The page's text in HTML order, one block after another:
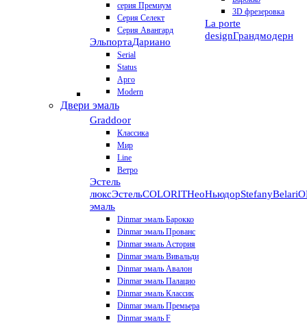
серия Премиум
Серия Селект
Серия Авангард
ЭльпортаДариано
Serial
Status
Арго
Modern
3D фрезеровка
La porte
designГрандмодерн
Двери эмаль
Graddoor
Классика
Мир
Line
Ветро
Эстель
люксЭстельCOLORITНеоНьюдорStefanyBelari
эмаль
Dinmar эмаль Барокко
Dinmar эмаль Прованс
Dinmar эмаль Астория
Dinmar эмаль Вивальди
Dinmar эмаль Авалон
Dinmar эмаль Палацио
Dinmar эмаль Классик
Dinmar эмаль Премьера
Dinmar эмаль F